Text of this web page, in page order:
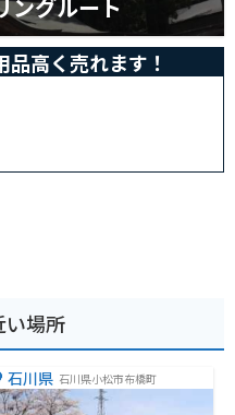
ングルート
高く売れます！
い場所
石川県 石川県小松市布橋町